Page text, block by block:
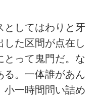
としてはわりと牙
した区間が点在し
とって鬼門だ。な
る。一体誰があん
小一時間問い詰め